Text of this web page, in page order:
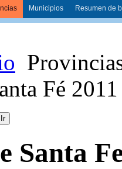
Municipios Resumen de
Fé 2011
Ir
Santa